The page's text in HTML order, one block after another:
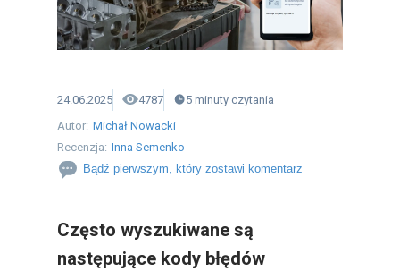
24.06.2025 4787 5 minuty czytania
Autor: Michał Nowacki
Recenzja: Inna Semenko
Bądź pierwszym, który zostawi komentarz
Często wyszukiwane są
następujące kody błędów